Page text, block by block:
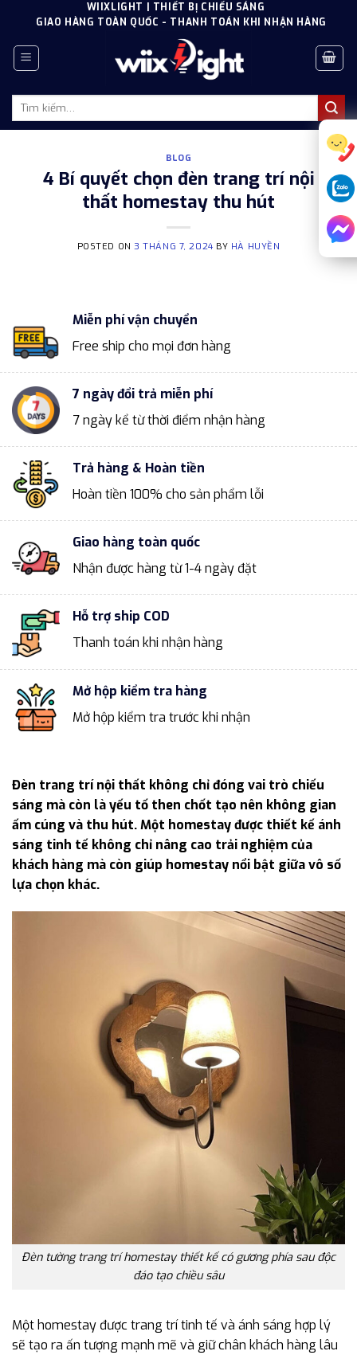
content
WIIXLIGHT | THIẾT BỊ CHIẾU SÁNG
GIAO HÀNG TOÀN QUỐC - THANH TOÁN KHI NHẬN HÀNG
Tìm
BLOG
4 Bí quyết chọn đèn trang trí nội
thất homestay thu hút
POSTED ON3 THÁNG 7, 2024 BY HÀ HUYỀN
Miễn phí vận chuyển
Free ship cho mọi đơn hàng
7 ngày đổi trả miễn phí
7 ngày kể từ thời điểm nhận hàng
Trả hàng & Hoàn tiền
Hoàn tiền 100% cho sản phẩm lỗi
Giao hàng toàn quốc
Nhận được hàng từ 1-4 ngày đặt
Hỗ trợ ship COD
Thanh toán khi nhận hàng
Mở hộp kiểm tra hàng
Mở hộp kiểm tra trước khi nhận
Đèn trang trí nội thất không chỉ đóng vai trò chiếu
sáng mà còn là yếu tố then chốt tạo nên không gian
ấm cúng và thu hút. Một homestay được thiết kế ánh
sáng tinh tế không chỉ nâng cao trải nghiệm của
khách hàng mà còn giúp homestay nổi bật giữa vô số
lựa chọn khác.
Đèn tường trang trí homestay thiết kế có gương phía sau độc
đáo tạo chiều sâu
Một homestay được trang trí tinh tế và ánh sáng hợp lý
sẽ tạo ra ấn tượng mạnh mẽ và giữ chân khách hàng lâu